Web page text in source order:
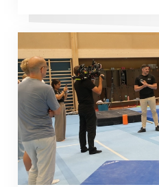
Mit klaren Zielen nach